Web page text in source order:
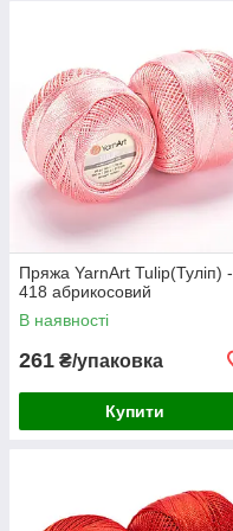
Пряжа YarnАrt Tulip(Туліп) -
418 абрикосовий
В наявності
261 ₴/упаковка
Купити